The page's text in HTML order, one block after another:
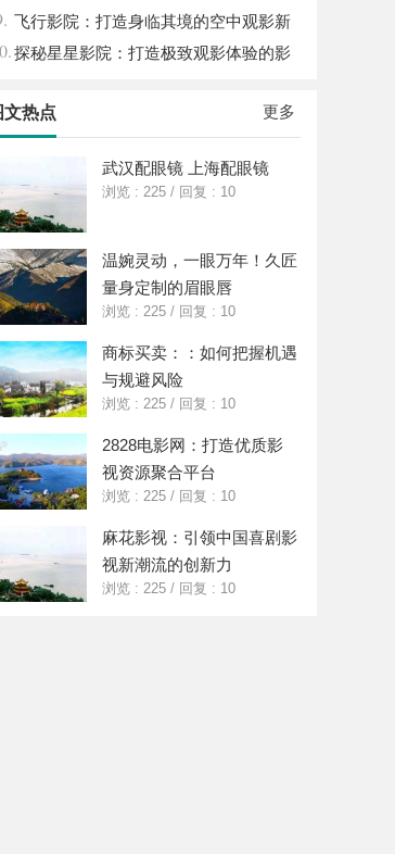
量飞行影院：打造身临其境的空中观影新
验探秘星星影院：打造极致观影体验的影
更多
文热点
武汉配眼镜 上海配眼镜
浏览 : 225 / 回复 : 10
温婉灵动，一眼万年！久匠
量身定制的眉眼唇
浏览 : 225 / 回复 : 10
商标买卖：：如何把握机遇
与规避风险
浏览 : 225 / 回复 : 10
2828电影网：打造优质影
视资源聚合平台
浏览 : 225 / 回复 : 10
麻花影视：引领中国喜剧影
视新潮流的创新力
浏览 : 225 / 回复 : 10